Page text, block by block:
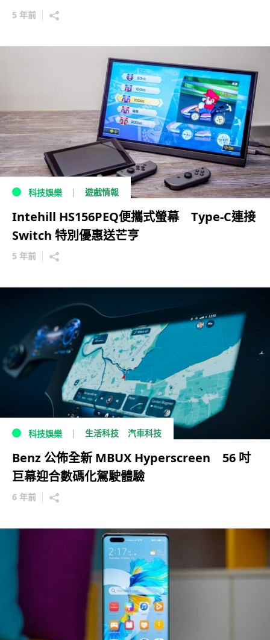
5 年前
科技娛樂 遊戲情報
Intehill HS156PEQ便攜式螢幕 Type-C連接
Switch 特別優惠送芒亨
5 年前
科技娛樂 生活科技 汽車科技
Benz 公佈全新 MBUX Hyperscreen 56 吋
巨幕迎合數碼化駕駛體驗
6 年前